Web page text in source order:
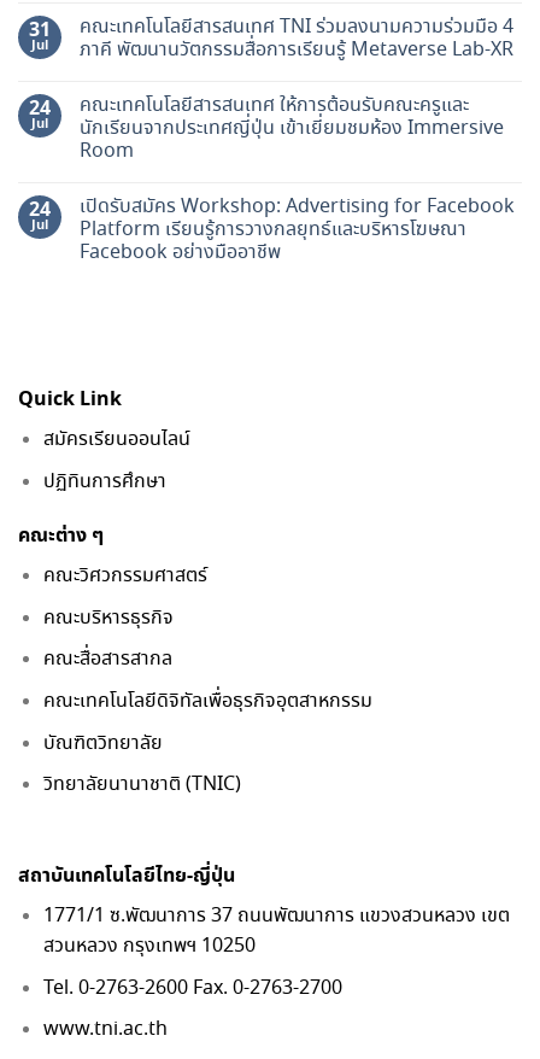
31
Jul
คณะเทคโนโลยีสารสนเทศ TNI ร่วมลงนามความร่วมมือ 4
ภาคี พัฒนานวัตกรรมสื่อการเรียนรู้ Metaverse Lab-XR
24
Jul
คณะเทคโนโลยีสารสนเทศ ให้การต้อนรับคณะครูและ
นักเรียนจากประเทศญี่ปุ่น เข้าเยี่ยมชมห้อง Immersive
Room
24
Jul
เปิดรับสมัคร Workshop: Advertising for Facebook
Platform เรียนรู้การวางกลยุทธ์และบริหารโฆษณา
Facebook อย่างมืออาชีพ
Quick Link
สมัครเรียนออนไลน์
ปฏิทินการศึกษา
คณะต่าง ๆ
คณะวิศวกรรมศาสตร์
คณะบริหารธุรกิจ
คณะสื่อสารสากล
คณะเทคโนโลยีดิจิทัลเพื่อธุรกิจอุตสาหกรรม
บัณฑิตวิทยาลัย
วิทยาลัยนานาชาติ (TNIC)
สถาบันเทคโนโลยีไทย-ญี่ปุ่น
1771/1 ซ.พัฒนาการ 37 ถนนพัฒนาการ แขวงสวนหลวง เขต
สวนหลวง กรุงเทพฯ 10250
Tel. 0-2763-2600 Fax. 0-2763-2700
www.tni.ac.th